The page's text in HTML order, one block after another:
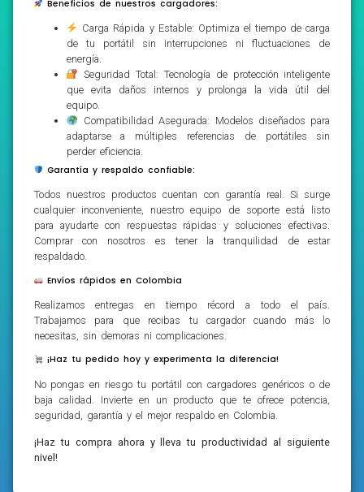
Beneficios de nuestros cargadores:
Carga Rápida y Estable: Optimiza el tiempo de carga
de tu portátil sin interrupciones ni fluctuaciones de
energía.
Seguridad Total: Tecnología de protección inteligente
que evita daños internos y prolonga la vida útil del
equipo.
Compatibilidad Asegurada: Modelos diseñados para
adaptarse a múltiples referencias de portátiles sin
perder eficiencia.
Garantía y respaldo confiable:
Todos nuestros productos cuentan con garantía real. Si surge
cualquier inconveniente, nuestro equipo de soporte está listo
para ayudarte con respuestas rápidas y soluciones efectivas.
Comprar con nosotros es tener la tranquilidad de estar
respaldado.
Envíos rápidos en Colombia
Realizamos entregas en tiempo récord a todo el país.
Trabajamos para que recibas tu cargador cuando más lo
necesitas, sin demoras ni complicaciones.
¡Haz tu pedido hoy y experimenta la diferencia!
No pongas en riesgo tu portátil con cargadores genéricos o de
baja calidad. Invierte en un producto que te ofrece potencia,
seguridad, garantía y el mejor respaldo en Colombia.
¡Haz tu compra ahora y lleva tu productividad al siguiente
nivel!